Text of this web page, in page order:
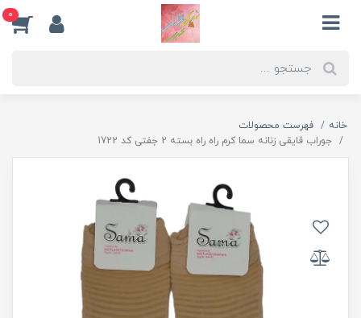
0
خانه
فهرست محصولات
جوراب قایقی زنانه سما کرم راه راه بسته 2 جفتی کد 1722